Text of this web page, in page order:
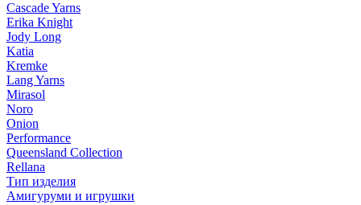
Cascade Yarns
Erika Knight
Jody Long
Katia
Kremke
Lang Yarns
Mirasol
Noro
Onion
Performance
Queensland Collection
Rellana
Тип изделия
Амигуруми и игрушки